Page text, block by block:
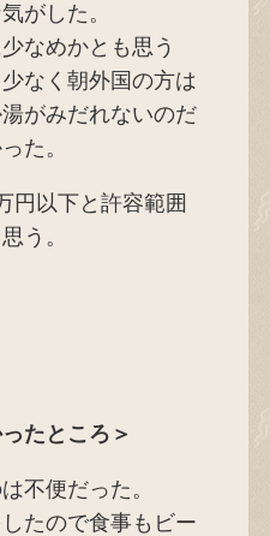
がした。
なめかとも思う
なく朝外国の方は
がみだれないのだ
た。
円以下と許容範囲
う。
たところ＞
不便だった。
たので食事もビー